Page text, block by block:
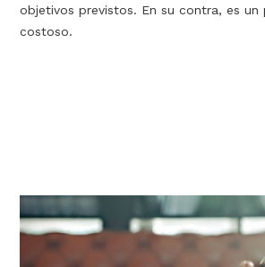
objetivos previstos. En su contra, es un
costoso.